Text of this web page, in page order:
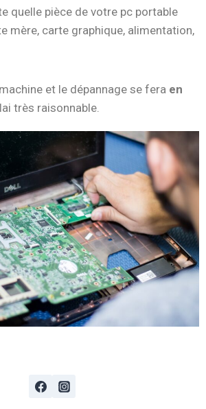
quelle pièce de votre pc portable
mère, carte graphique, alimentation,
et le dépannage se fera en
très raisonnable.